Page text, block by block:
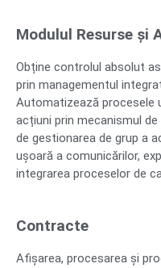
Modulul Resurse și
Obține controlul absolut
prin managementul
Automatizează procesele
acțiuni prin mecanismul
de gestionarea de grup a
ușoară a comunicărilor,
integrarea proceselor de
Contracte
Afișarea, procesarea și